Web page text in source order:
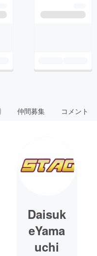
仲間募集 コメント
Daisuk
eYama
uchi